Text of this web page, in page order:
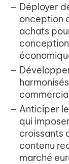
Déployer
onception
achats
Anticiper
qui
croissants
contenu
marché